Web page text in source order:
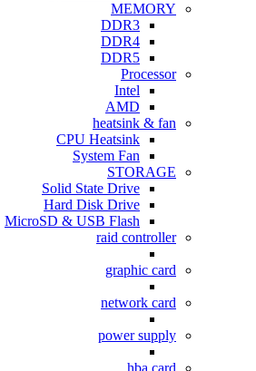
MEMORY
DDR3
DDR4
DDR5
Processor
Intel
AMD
heatsink & fan
CPU Heatsink
System Fan
STORAGE
Solid State Drive
Hard Disk Drive
MicroSD & USB Flash
raid controller
graphic card
network card
power supply